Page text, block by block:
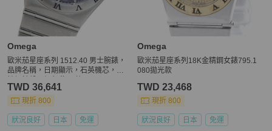
Omega
歐米茄星座系列 1512.40 男士腕錶，
品牌名稱，日期顯示，石英機芯，不
TWD 36,641
現折 800
狀況良好 日本 免運
Omega
歐米茄星座系列18K金精鋼女錶795.1
080拋光款
TWD 23,468
現折 800
狀況良好 日本 免運